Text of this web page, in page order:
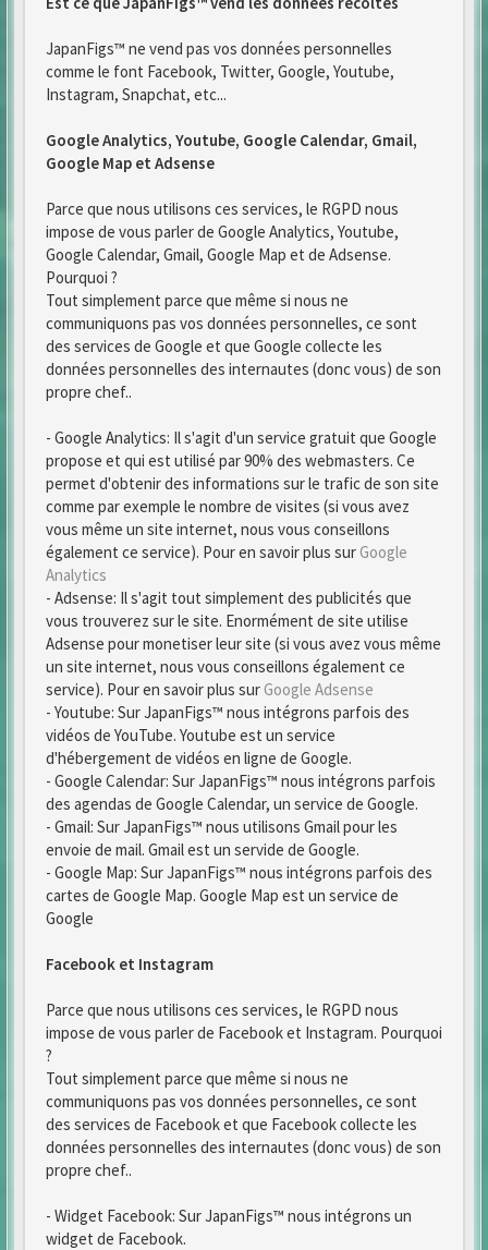
JapanFigs™ ne vend pas vos données personnelles
comme le font Facebook, Twitter, Google, Youtube,
Instagram, Snapchat, etc...
Google Analytics, Youtube, Google Calendar, Gmail,
Google Map et Adsense
Parce que nous utilisons ces services, le RGPD nous
impose de vous parler de Google Analytics, Youtube,
Google Calendar, Gmail, Google Map et de Adsense.
Pourquoi ?
Tout simplement parce que même si nous ne
communiquons pas vos données personnelles, ce sont
des services de Google et que Google collecte les
données personnelles des internautes (donc vous) de son
propre chef..
- Google Analytics: Il s'agit d'un service gratuit que Google
propose et qui est utilisé par 90% des webmasters. Ce
permet d'obtenir des informations sur le trafic de son site
comme par exemple le nombre de visites (si vous avez
vous même un site internet, nous vous conseillons
également ce service). Pour en savoir plus sur Google
Analytics
- Adsense: Il s'agit tout simplement des publicités que
vous trouverez sur le site. Enormément de site utilise
Adsense pour monetiser leur site (si vous avez vous même
un site internet, nous vous conseillons également ce
service). Pour en savoir plus sur Google Adsense
- Youtube: Sur JapanFigs™ nous intégrons parfois des
vidéos de YouTube. Youtube est un service
d'hébergement de vidéos en ligne de Google.
- Google Calendar: Sur JapanFigs™ nous intégrons parfois
des agendas de Google Calendar, un service de Google.
- Gmail: Sur JapanFigs™ nous utilisons Gmail pour les
envoie de mail. Gmail est un servide de Google.
- Google Map: Sur JapanFigs™ nous intégrons parfois des
cartes de Google Map. Google Map est un service de
Google
Facebook et Instagram
Parce que nous utilisons ces services, le RGPD nous
impose de vous parler de Facebook et Instagram. Pourquoi
?
Tout simplement parce que même si nous ne
communiquons pas vos données personnelles, ce sont
des services de Facebook et que Facebook collecte les
données personnelles des internautes (donc vous) de son
propre chef..
- Widget Facebook: Sur JapanFigs™ nous intégrons un
widget de Facebook.